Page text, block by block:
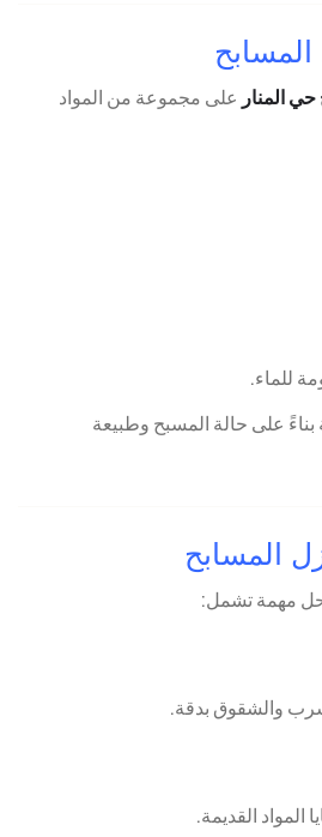
المنار على مجموعة من المواد
للماء.
بناءً على حالة المسبح وطبيعة
المسابح
مهمة تشمل:
والشقوق بدقة.
المواد القديمة.